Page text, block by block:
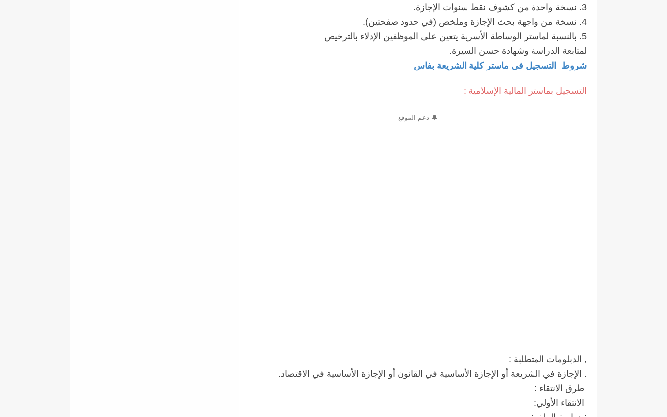
3. نسخة واحدة من كشوف نقط سنوات الإجازة.
4. نسخة من واجهة بحث الإجازة وملخص (في حدود صفحتين).
5. بالنسبة لماستر الوساطة الأسرية يتعين على الموظفين الإدلاء بالترخيص
لمتابعة الدراسة وشهادة حسن السيرة.
شروط
التسجيل في ماستر كلية الشريعة بفاس
التسجيل بماستر المالية الإسلامية :
🔔 دعم الموقع
, الدبلومات المتطلبة :
. الإجازة في الشريعة أو الإجازة الأساسية في القانون أو الإجازة الأساسية في الاقتصاد.
طرق الانتقاء :
الانتقاء الأولي: